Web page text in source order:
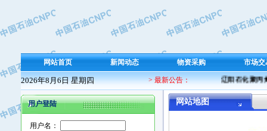
网站首页 新闻动态 物资采购 市场交
2026年8月6日 星期四 > 最新公告： 辽阳石化聚丙烯
用户登陆
用户名：
·保定北奥石油物探特种车辆制造有限
·盘锦辽河油田天意石油装备有限公司
·沧州市电气控制设备厂
·中船重工中南装备有限责任公司
·南石力天传动件有限公司
·浙江瑞普环境技术有限公司
·华北石油新大禹环保设备有限公司
·河北翼凌机械制造总厂
网站地图